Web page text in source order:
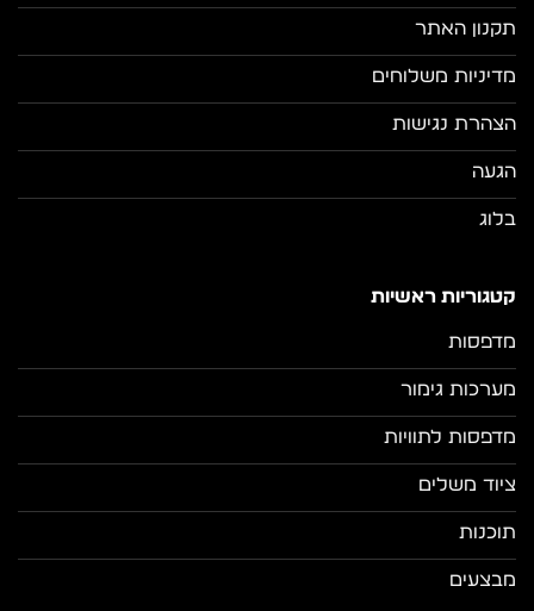
תקנון האתר
מדיניות משלוחים
הצהרת נגישות
הגעה
בלוג
קטגוריות ראשיות
מדפסות
מערכות גימור
מדפסות לתוויות
ציוד משלים
תוכנות
מבצעים